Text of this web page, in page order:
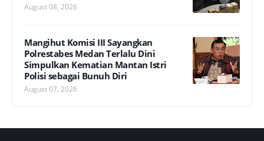
August 08, 2026
Mangihut Komisi III Sayangkan
Polrestabes Medan Terlalu Dini
Simpulkan Kematian Mantan Istri
Polisi sebagai Bunuh Diri
August 07, 2026